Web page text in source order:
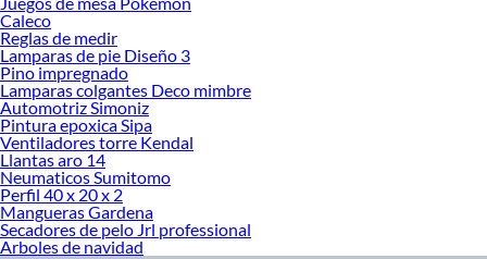
Caleco
Reglas de medir
Lamparas de pie Diseño 3
Pino impregnado
Lamparas colgantes Deco mimbre
Automotriz Simoniz
Pintura epoxica Sipa
Ventiladores torre Kendal
Llantas aro 14
Neumaticos Sumitomo
Perfil 40 x 20 x 2
Mangueras Gardena
Secadores de pelo Jrl professional
Arboles de navidad